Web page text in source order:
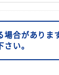
合があり
い。